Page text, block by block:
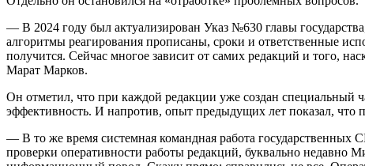
— В 2024 году был актуализирован Указ №630 главы
алгоритмы реагирования прописаны, сроки и ответственные
получится. Сейчас многое зависит от самих редакций и того,
Марат Марков.
Он отметил, что при каждой редакции уже создан специальный
эффективность. И напротив, опыт предыдущих лет показал,
— В то же время системная командная работа государственных
проверки оперативности работы редакций, буквально